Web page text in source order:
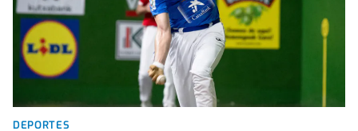
DEPORTES